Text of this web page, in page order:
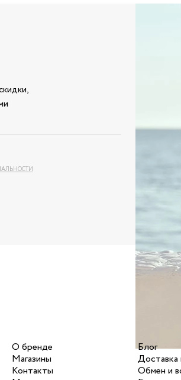
О бренде
Магазины
Контакты
Блог
Доставка
Обмен и